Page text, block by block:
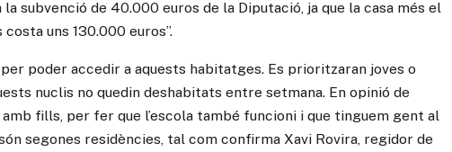
subvenció de 40.000 euros de la Diputació, ja que la casa més el
uns 130.000 euros”.
poder accedir a aquests habitatges. Es prioritzaran joves o
nuclis no quedin deshabitats entre setmana. En opinió de
amb fills, per fer que l’escola també funcioni i que tinguem gent al
segones residències, tal com confirma Xavi Rovira, regidor de